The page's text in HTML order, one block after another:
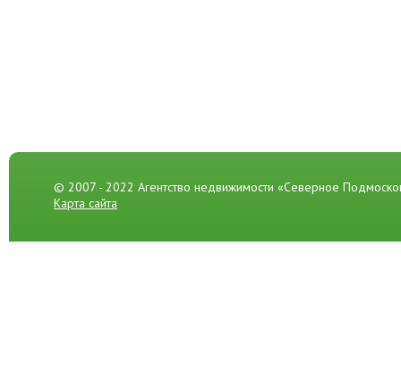
© 2007 - 2022 Агентство недвижимости «Северное
Карта сайта